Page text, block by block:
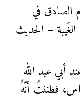
في
عبد الله
فظننتُ أنّهُ